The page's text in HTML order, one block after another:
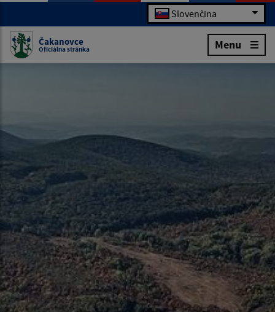
Slovenčina
Čakanovce
Oficiálna stránka Menu